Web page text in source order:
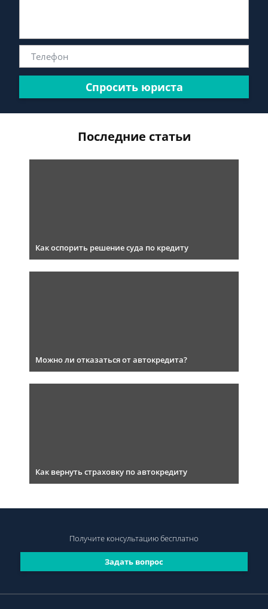
Спросить юриста
Последние статьи
Как оспорить решение суда по кредиту
Можно ли отказаться от автокредита?
Как вернуть страховку по автокредиту
Задать вопрос
Получите консультациюбесплатно